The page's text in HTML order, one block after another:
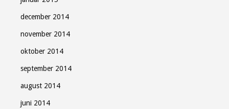
december 2014
november 2014
oktober 2014
september 2014
august 2014
juni 2014